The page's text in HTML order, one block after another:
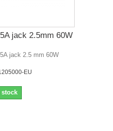
jack 2.5mm 60W
jack 2.5 mm 60W
EU
stock